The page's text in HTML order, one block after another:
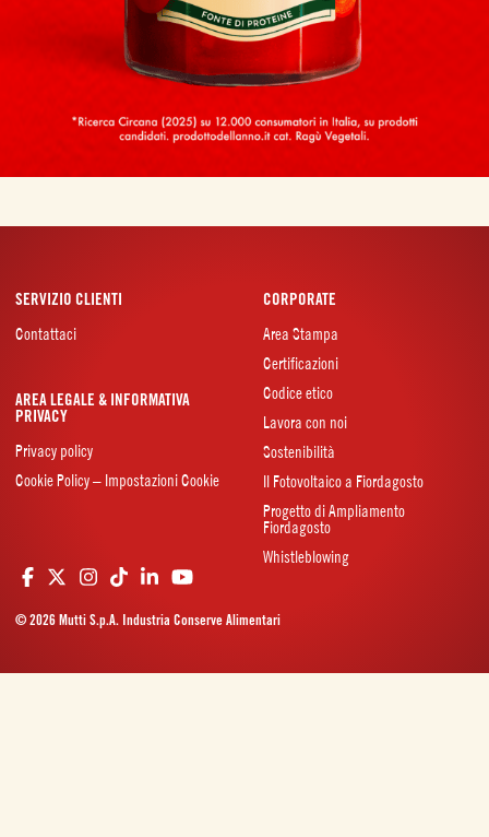
SERVIZIO CLIENTI
Contattaci
CORPORATE
Area Stampa
Certificazioni
Codice etico
Lavora con noi
Sostenibilità
Il Fotovoltaico a Fiordagosto
Progetto di Ampliamento
Fiordagosto
Whistleblowing
AREA LEGALE & INFORMATIVA
PRIVACY
Privacy policy
Cookie Policy – Impostazioni Cookie
© 2026 Mutti S.p.A. Industria Conserve Alimentari